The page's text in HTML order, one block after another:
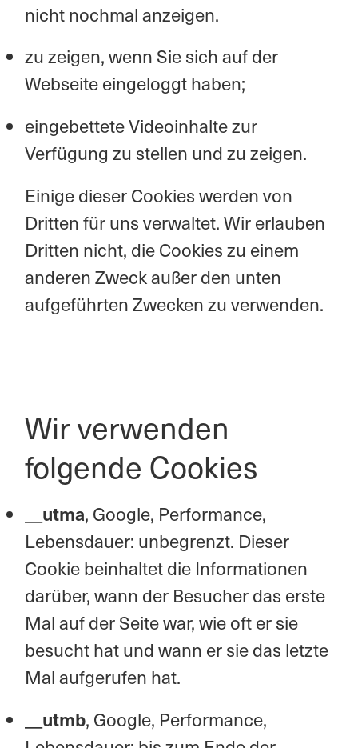
nicht nochmal anzeigen.
zu zeigen, wenn Sie sich auf der
Webseite eingeloggt haben;
eingebettete Videoinhalte zur
Verfügung zu stellen und zu zeigen.
Einige dieser Cookies werden von
Dritten für uns verwaltet. Wir erlauben
Dritten nicht, die Cookies zu einem
anderen Zweck außer den unten
aufgeführten Zwecken zu verwenden.
Wir verwenden
folgende Cookies
__utma, Google, Performance,
Lebensdauer: unbegrenzt. Dieser
Cookie beinhaltet die Informationen
darüber, wann der Besucher das erste
Mal auf der Seite war, wie oft er sie
besucht hat und wann er sie das letzte
Mal aufgerufen hat.
__utmb, Google, Performance,